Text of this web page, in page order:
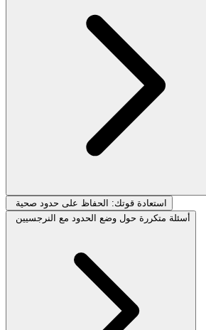
استعادة قوتك: الحفاظ على حدود صحية
أسئلة متكررة حول وضع الحدود مع النرجسيين